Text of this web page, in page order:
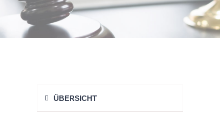
ÜBERSICHT